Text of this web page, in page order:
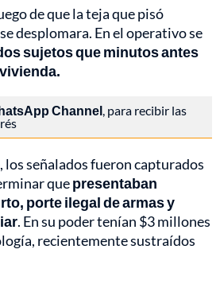
de que la teja que pisó
desplomara. En el operativo se
sujetos que minutos antes
Channel , para recibir las
los señalados fueron capturados
quepresentaban
porte ilegal de armas y
. En su poder tenían $3 millones
recientemente sustraídos